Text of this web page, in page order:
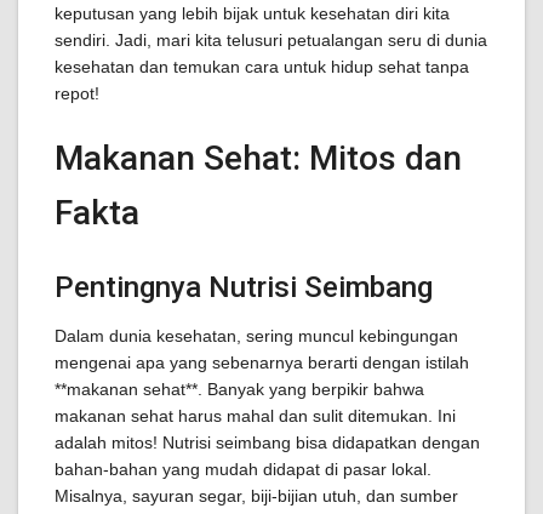
keputusan yang lebih bijak untuk kesehatan diri kita
sendiri. Jadi, mari kita telusuri petualangan seru di dunia
kesehatan dan temukan cara untuk hidup sehat tanpa
repot!
Makanan Sehat: Mitos dan
Fakta
Pentingnya Nutrisi Seimbang
Dalam dunia kesehatan, sering muncul kebingungan
mengenai apa yang sebenarnya berarti dengan istilah
**makanan sehat**. Banyak yang berpikir bahwa
makanan sehat harus mahal dan sulit ditemukan. Ini
adalah mitos! Nutrisi seimbang bisa didapatkan dengan
bahan-bahan yang mudah didapat di pasar lokal.
Misalnya, sayuran segar, biji-bijian utuh, dan sumber